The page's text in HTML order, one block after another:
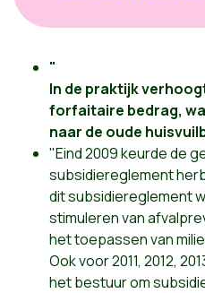
"
In de praktijk
forfaitaire bedrag,
naar de oude
"Eind 2009 keurde de
subsidiereglement
dit subsidiereglement
stimuleren van
het toepassen van
Ook voor 2011, 2012,
het bestuur om